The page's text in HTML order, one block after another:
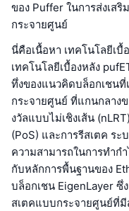
ของ Puffer ในการส่งเส
กระจายศูนย์
นี่คือเนื้อหา เทคโนโลยีเบื้
เทคโนโลยีเบื้องหลัง
ทึ่งของแนวคิดบล็อกเชนที่
กระจายศูนย์ ที่แกนกลาง
งวัลแบบไม่เชิงเส้น
(PoS) และการรีสเตค ร
ความสามารถในการทำก
กับหลักการพื้นฐานของ
บล็อกเชน EigenLayer ซึ่
สเตคแบบกระจายศูนย์ที่